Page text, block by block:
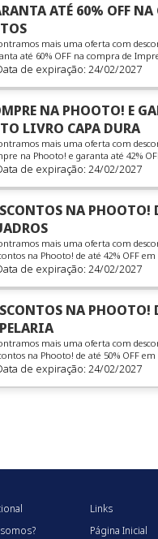
ATÉ 60% OFF NA
mais uma oferta com
até 60% OFF na compra de
de expiração: 24/02/2027
NA PHOOTO! E
LIVRO CAPA DURA
mais uma oferta com
na Phooto! e garanta até 42%
de expiração: 24/02/2027
NA PHOOTO!
mais uma oferta com
na Phooto! de até 42% OFF em
de expiração: 24/02/2027
NA PHOOTO!
mais uma oferta com
na Phooto! de até 50% OFF em
de expiração: 24/02/2027
Links
Página Inicial